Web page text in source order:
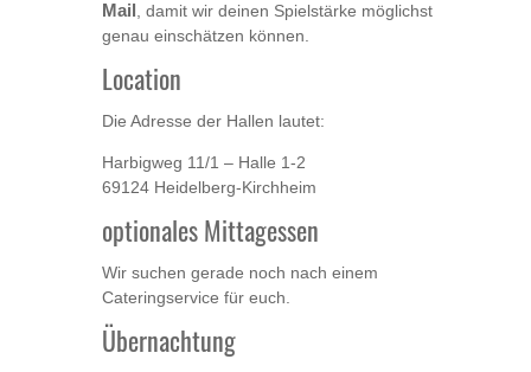
Mail
, damit wir deinen Spielstärke möglichst
genau einschätzen können.
Location
Die Adresse der Hallen lautet:
Harbigweg 11/1 – Halle 1-2
69124 Heidelberg-Kirchheim
optionales Mittagessen
Wir suchen gerade noch nach einem
Cateringservice für euch.
Übernachtung